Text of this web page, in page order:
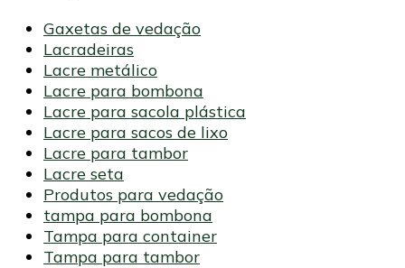
Gaxetas de vedação
Lacradeiras
Lacre metálico
Lacre para bombona
Lacre para sacola plástica
Lacre para sacos de lixo
Lacre para tambor
Lacre seta
Produtos para vedação
tampa para bombona
Tampa para container
Tampa para tambor